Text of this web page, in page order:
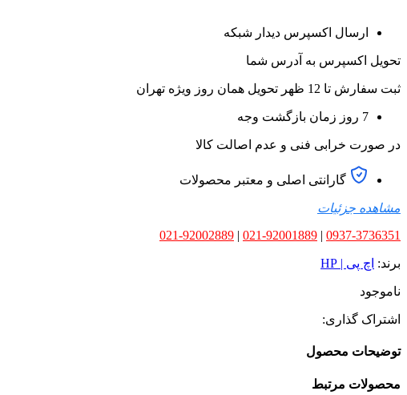
ارسال اکسپرس دیدار شبکه
تحویل اکسپرس به آدرس شما
ثبت سفارش تا 12 ظهر تحویل همان روز ویژه تهران
7 روز زمان بازگشت وجه
در صورت خرابی فنی و عدم اصالت کالا
گارانتی اصلی و معتبر محصولات
مشاهده جزئیات
0937-3736351
|
021-92001889
|
021-92002889
برند: اچ پی | HP
ناموجود
اشتراک گذاری:
توضیحات محصول
محصولات مرتبط